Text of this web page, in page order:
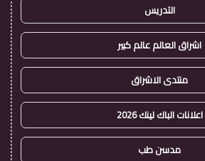
التدريس
اشراق العالم عالم كبير
منتدى الاشراق
اعلانات الباك لينك 2026
مدسن طب